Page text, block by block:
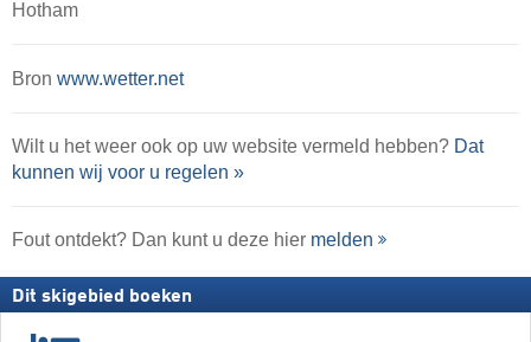
Hotham
Bron www.wetter.net
Wilt u het weer ook op uw website vermeld hebben? Dat
kunnen wij voor u regelen »
Fout ontdekt? Dan kunt u deze hier melden
Dit skigebied boeken